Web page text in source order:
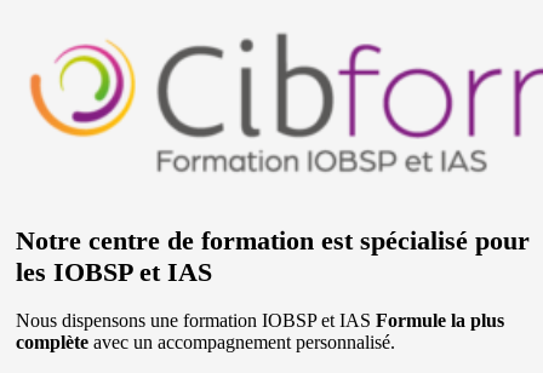
Notre centre de formation est spécialisé pour
les IOBSP et IAS
Nous dispensons une formation IOBSP et IASFormule la plus
complète avec un accompagnement personnalisé.